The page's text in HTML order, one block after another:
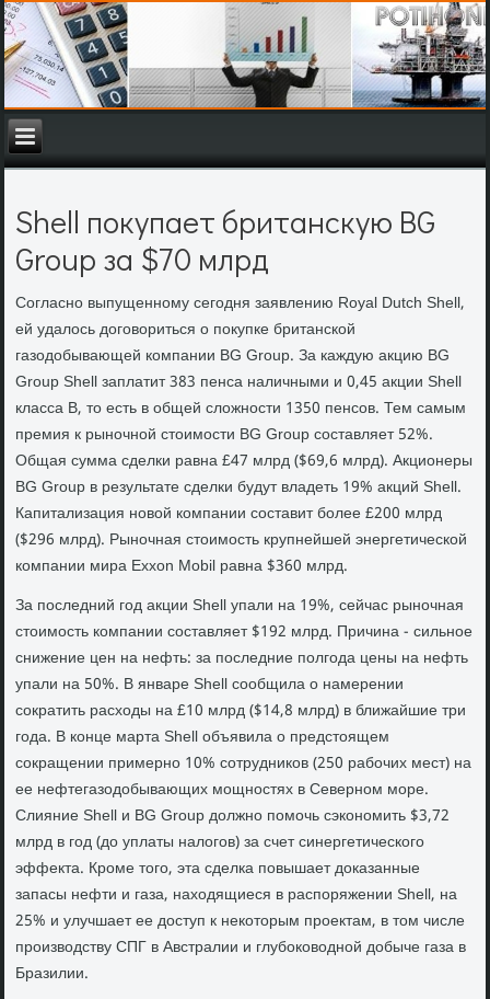
Shell покупает британскую BG
Group за $70 млрд
Согласно выпущенному сегодня заявлению Royal Dutch Shell,
ей удалось договориться о покупке британской
газодобывающей компании BG Group. За каждую акцию BG
Group Shell заплатит 383 пенса наличными и 0,45 акции Shell
класса B, то есть в общей сложности 1350 пенсов. Тем самым
премия к рыночной стоимости BG Group составляет 52%.
Общая сумма сделки равна £47 млрд ($69,6 млрд). Акционеры
BG Group в результате сделки будут владеть 19% акций Shell.
Капитализация новой компании составит более £200 млрд
($296 млрд). Рыночная стоимость крупнейшей энергетической
компании мира Exxon Mobil равна $360 млрд.
За последний год акции Shell упали на 19%, сейчас рыночная
стоимость компании составляет $192 млрд. Причина - сильное
снижение цен на нефть: за последние полгода цены на нефть
упали на 50%. В январе Shell сообщила о намерении
сократить расходы на £10 млрд ($14,8 млрд) в ближайшие три
года. В конце марта Shell объявила о предстоящем
сокращении примерно 10% сотрудников (250 рабочих мест) на
ее нефтегазодобывающих мощностях в Северном море.
Слияние Shell и BG Group должно помочь сэкономить $3,72
млрд в год (до уплаты налогов) за счет синергетического
эффекта. Кроме того, эта сделка повышает доказанные
запасы нефти и газа, находящиеся в распоряжении Shell, на
25% и улучшает ее доступ к некоторым проектам, в том числе
производству СПГ в Австралии и глубоководной добыче газа в
Бразилии.